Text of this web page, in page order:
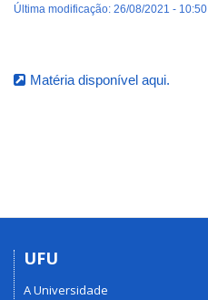
Última modificação: 26/08/2021 - 10:50
Matéria disponível aqui.
UFU
A Universidade